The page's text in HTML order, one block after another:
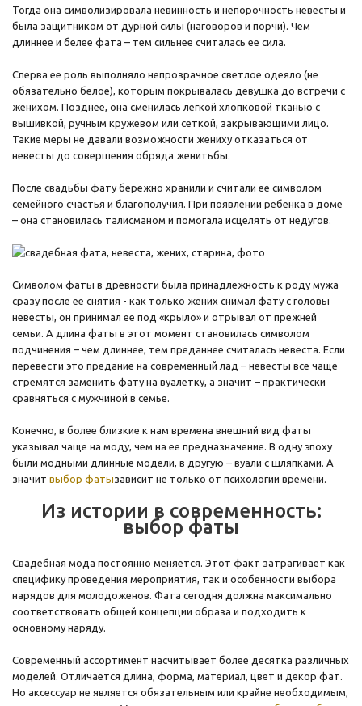
Тогда она символизировала невинность и непорочность невесты и
была защитником от дурной силы (наговоров и порчи). Чем
длиннее и белее фата – тем сильнее считалась ее сила.
Сперва ее роль выполняло непрозрачное светлое одеяло (не
обязательно белое), которым покрывалась девушка до встречи с
женихом. Позднее, она сменилась легкой хлопковой тканью с
вышивкой, ручным кружевом или сеткой, закрывающими лицо.
Такие меры не давали возможности жениху отказаться от
невесты до совершения обряда женитьбы.
После свадьбы фату бережно хранили и считали ее символом
семейного счастья и благополучия. При появлении ребенка в доме
– она становилась талисманом и помогала исцелять от недугов.
Символом фаты в древности была принадлежность к роду мужа
сразу после ее снятия - как только жених снимал фату с головы
невесты, он принимал ее под «крыло» и отрывал от прежней
семьи. А длина фаты в этот момент становилась символом
подчинения – чем длиннее, тем преданнее считалась невеста. Если
перевести это предание на современный лад – невесты все чаще
стремятся заменить фату на вуалетку, а значит – практически
сравняться с мужчиной в семье.
Конечно, в более близкие к нам времена внешний вид фаты
указывал чаще на моду, чем на ее предназначение. В одну эпоху
были модными длинные модели, в другую – вуали с шляпками. А
значит выбор фатызависит не только от психологии времени.
Из истории в современность:
выбор фаты
Свадебная мода постоянно меняется. Этот факт затрагивает как
специфику проведения мероприятия, так и особенности выбора
нарядов для молодоженов. Фата сегодня должна максимально
соответствовать общей концепции образа и подходить к
основному наряду.
Современный ассортимент насчитывает более десятка различных
моделей. Отличается длина, форма, материал, цвет и декор фат.
Но аксессуар не является обязательным или крайне необходимым,